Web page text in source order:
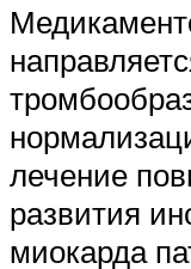
лечение
развития
миокарда